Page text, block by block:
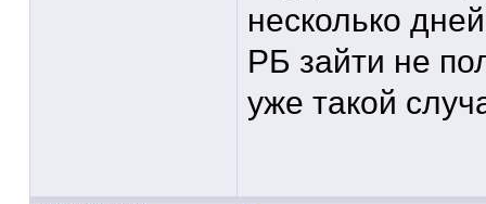
несколько
РБ зайти не
уже такой